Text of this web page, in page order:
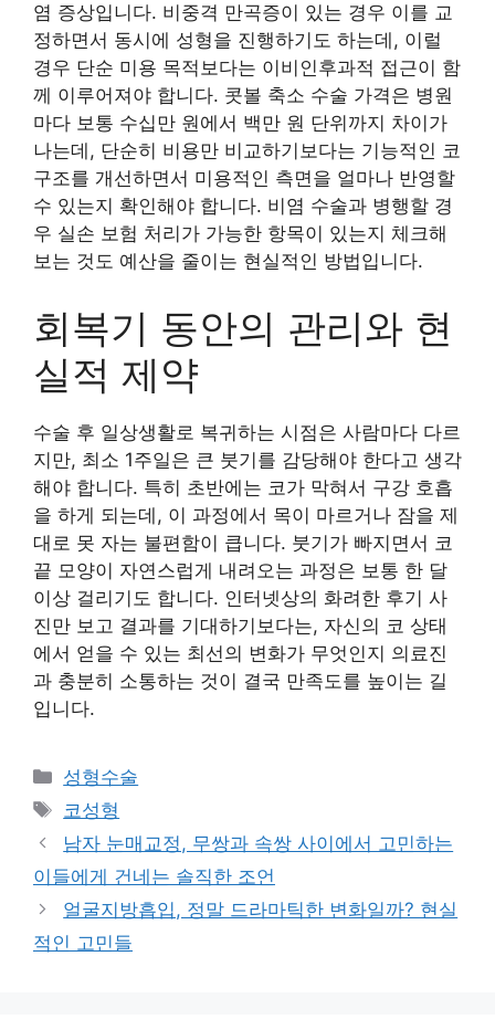
염 증상입니다. 비중격 만곡증이 있는 경우 이를 교
정하면서 동시에 성형을 진행하기도 하는데, 이럴
경우 단순 미용 목적보다는 이비인후과적 접근이 함
께 이루어져야 합니다. 콧볼 축소 수술 가격은 병원
마다 보통 수십만 원에서 백만 원 단위까지 차이가
나는데, 단순히 비용만 비교하기보다는 기능적인 코
구조를 개선하면서 미용적인 측면을 얼마나 반영할
수 있는지 확인해야 합니다. 비염 수술과 병행할 경
우 실손 보험 처리가 가능한 항목이 있는지 체크해
보는 것도 예산을 줄이는 현실적인 방법입니다.
회복기 동안의 관리와 현
실적 제약
수술 후 일상생활로 복귀하는 시점은 사람마다 다르
지만, 최소 1주일은 큰 붓기를 감당해야 한다고 생각
해야 합니다. 특히 초반에는 코가 막혀서 구강 호흡
을 하게 되는데, 이 과정에서 목이 마르거나 잠을 제
대로 못 자는 불편함이 큽니다. 붓기가 빠지면서 코
끝 모양이 자연스럽게 내려오는 과정은 보통 한 달
이상 걸리기도 합니다. 인터넷상의 화려한 후기 사
진만 보고 결과를 기대하기보다는, 자신의 코 상태
에서 얻을 수 있는 최선의 변화가 무엇인지 의료진
과 충분히 소통하는 것이 결국 만족도를 높이는 길
입니다.
카
테
리
성형수술
태
그
코성형
남자 눈매교정, 무쌍과 속쌍 사이에서 고민하는
이들에게 건네는 솔직한 조언
얼굴지방흡입, 정말 드라마틱한 변화일까? 현실
적인 고민들